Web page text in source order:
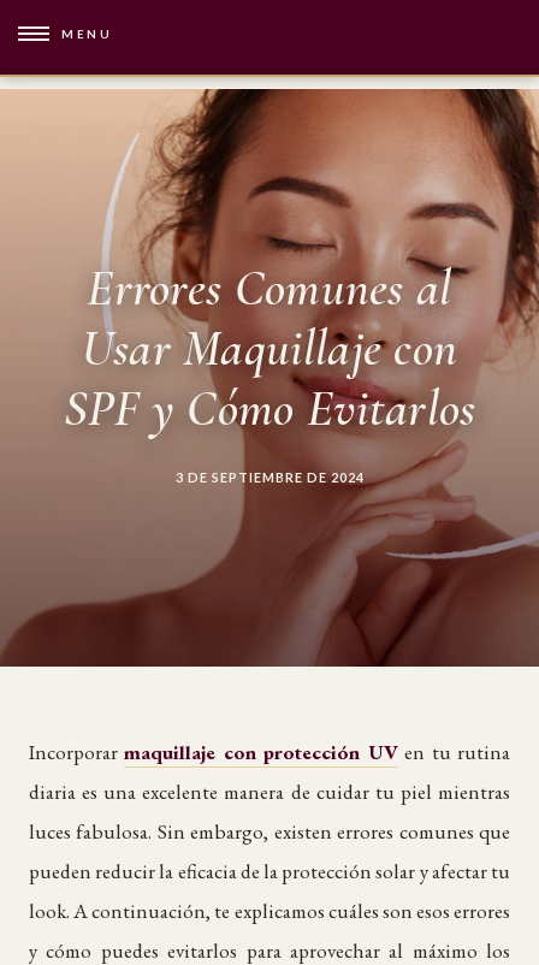
MENU
Errores Comunes al
Usar Maquillaje con
SPF y Cómo Evitarlos
3 DE SEPTIEMBRE DE 2024
Incorporarmaquillaje con protección UVen tu rutina
diaria es una excelente manera de cuidar tu piel mientras
luces fabulosa. Sin embargo, existen errores comunes que
pueden reducir la eficacia de la protección solar y afectar tu
look. A continuación, te explicamos cuáles son esos errores
y cómo puedes evitarlos para aprovechar al máximo los